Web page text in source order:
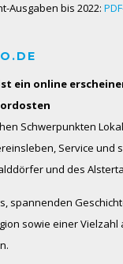
Ausgaben bis 2022:
ein online
Schwerpunkten
Service und
und des
spannenden
sowie einer